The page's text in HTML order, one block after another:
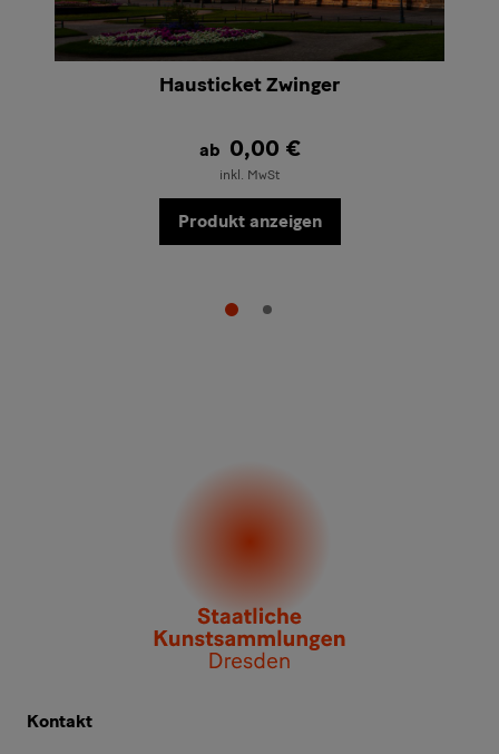
Hausticket Zwinger
ab 0,00 €
inkl. MwSt
Produkt anzeigen
Kontakt